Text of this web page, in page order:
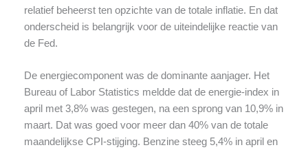
relatief beheerst ten opzichte van de totale inflatie. En dat
onderscheid is belangrijk voor de uiteindelijke reactie van
de Fed.
De energiecomponent was de dominante aanjager. Het
Bureau of Labor Statistics meldde dat de energie-index in
april met 3,8% was gestegen, na een sprong van 10,9% in
maart. Dat was goed voor meer dan 40% van de totale
maandelijkse CPI-stijging. Benzine steeg 5,4% in april en